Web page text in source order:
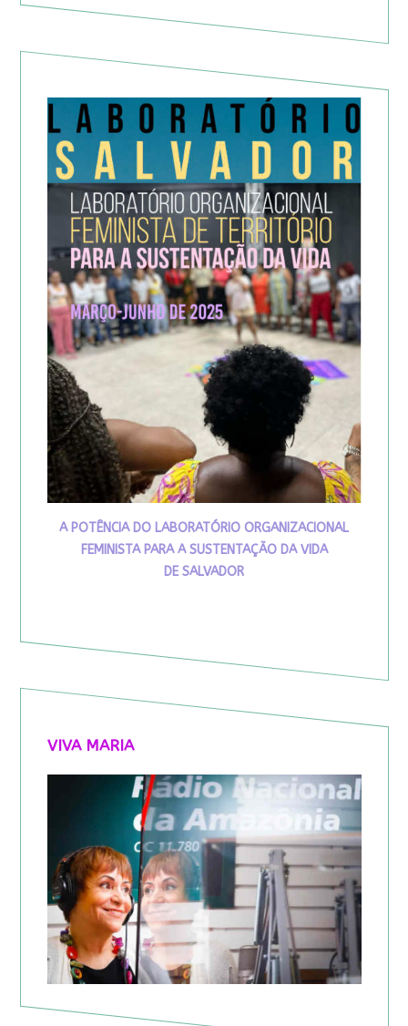
A POTÊNCIA DO LABORATÓRIO ORGANIZACIONAL
FEMINISTA PARA A SUSTENTAÇÃO DA VIDA
DE SALVADOR
VIVA MARIA